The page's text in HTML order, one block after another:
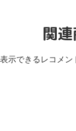
関
表示できるレコメン